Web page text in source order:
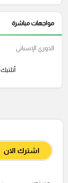
مواجهات مباشرة
أتلتيك
الدوري الإسباني
اشترك الان